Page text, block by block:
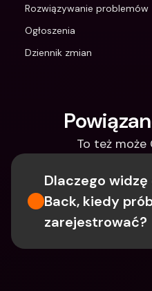
Rozwiązywanie problemów
Ogłoszenia
Dziennik zmian
To też może
Dlaczego
Back, kiedy
zarejestrować?